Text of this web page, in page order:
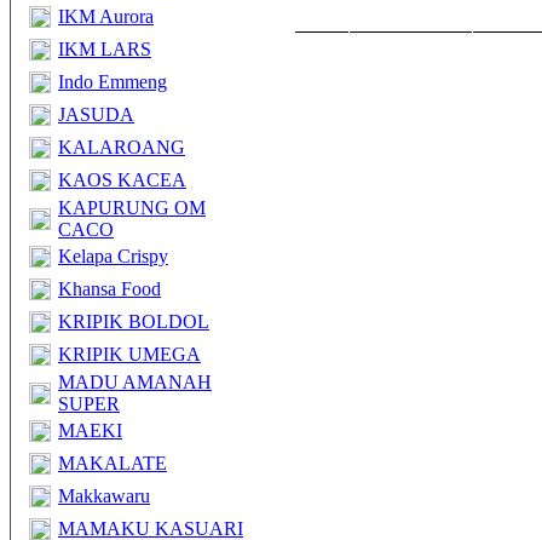
IKM Aurora
IKM LARS
Indo Emmeng
JASUDA
KALAROANG
KAOS KACEA
KAPURUNG OM
CACO
Kelapa Crispy
Khansa Food
KRIPIK BOLDOL
KRIPIK UMEGA
MADU AMANAH
SUPER
MAEKI
MAKALATE
Makkawaru
MAMAKU KASUARI